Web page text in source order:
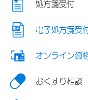
処方箋受付
電子処方箋受
オンライン資
おくすり相談